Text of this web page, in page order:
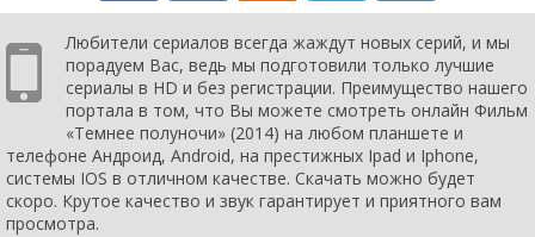
Любители сериалов всегда жаждут новых серий, и мы
порадуем Вас, ведь мы подготовили только лучшие
сериалы в HD и без регистрации. Преимущество нашего
портала в том, что Вы можете смотреть онлайн Фильм
«Темнее полуночи» (2014) на любом планшете и
телефоне Андроид, Android, на престижных Ipad и Iphone,
системы IOS в отличном качестве. Скачать можно будет
скоро. Крутое качество и звук гарантирует и приятного вам
просмотра.